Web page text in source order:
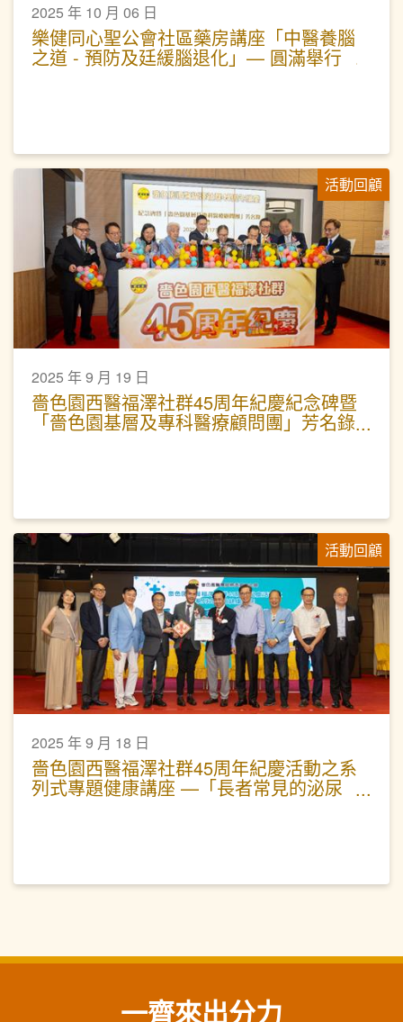
2025 年 10 月 06 日
樂健同心聖公會社區藥房講座「中醫養腦
之道 - 預防及廷緩腦退化」— 圓滿舉行
活動回顧
2025 年 9 月 19 日
嗇色園西醫福澤社群45周年紀慶紀念碑暨
「嗇色園基層及專科醫療顧問團」芳名錄
活動回顧
2025 年 9 月 18 日
嗇色園西醫福澤社群45周年紀慶活動之系
列式專題健康講座 —「長者常見的泌尿
一齊來出分力